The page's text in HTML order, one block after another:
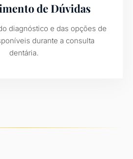
de Dúvidas
diagnóstico e das opções de
durante a consulta
dentária.